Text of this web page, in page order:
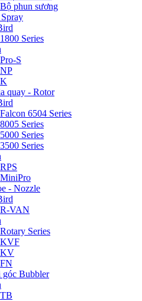
Bộ phun sương
1800 Series
Pro-S
NP
K
quay - Rotor
Falcon 6504 Series
8005 Series
5000 Series
3500 Series
RPS
MiniPro
- Nozzle
R-VAN
Rotary Series
KVF
KV
FN
góc Bubbler
TB